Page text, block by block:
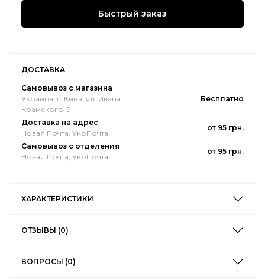
Быстрый заказ
ДОСТАВКА
Самовывоз с магазина
Украина, г. Киев, ул. Ивана
Крамского, 9
Бесплатно
Доставка на адрес
Новая Почта, УкрПочта
от 95 грн.
Самовывоз с отделения
Новая Почта, УкрПочта
от 95 грн.
ХАРАКТЕРИСТИКИ
ОТЗЫВЫ (0)
ВОПРОСЫ (0)